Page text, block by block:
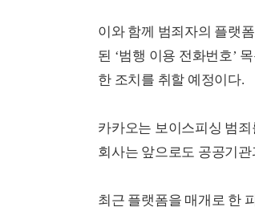
이와 함께 범죄자의 플랫
된 ‘범행 이용 전화번호’
한 조치를 취할 예정이다.
카카오는 보이스피싱 범
회사는 앞으로도 공공기
최근 플랫폼을 매개로 한